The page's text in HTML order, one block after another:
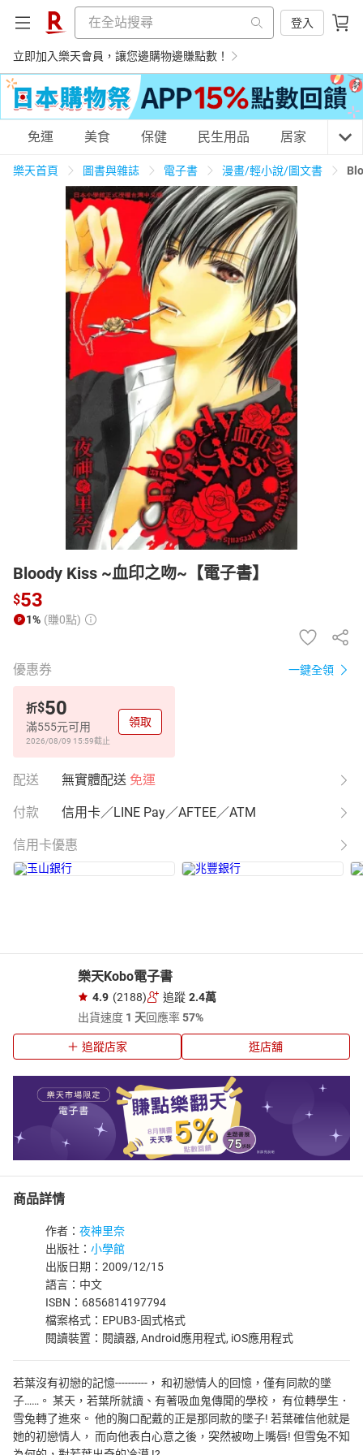
登入
立即加入樂天會員，讓您邊購物邊賺點數！
購物網分類
天天免運 美食蛋糕 養生保健 民生用品
居家生活 3C家電 運動休閒 親子玩具
化妝保養 情趣用品
電子/紙本書
HOT
免運 美食 保健 民生用品 居家 3C
樂天首頁 圖書與雜誌 電子書 漫畫/輕小說/圖文書
Bloody Kiss ~血印之吻~【電子書】
$53
1% (賺0點)
優惠券 一鍵全領
折$50
滿555元可用
2026/08/09 15:59截止
領取
配送 無實體配送 免運
付款 信用卡／LINE Pay／AFTEE／ATM
信用卡優惠
樂天Kobo電子書
4.9 (2188) 追蹤 2.4萬
出貨速度 1 天回應率57%
追蹤店家 逛店舖
商品詳情
作者： 夜神里奈
出版社： 小學館
出版日期：2009/12/15
語言：中文
ISBN：6856814197794
檔案格式：EPUB3-固式格式
閱讀裝置：閱讀器, Android應用程式, iOS應用程式
若葉沒有初戀的記憶----------， 和初戀情人的回憶，僅有同款的墜
子……。 某天，若葉所就讀、有著吸血鬼傳聞的學校， 有位轉學生．
雪兔轉了進來。 他的胸口配戴的正是那同款的墜子! 若葉確信他就是
她的初戀情人， 而向他表白心意之後，突然被吻上嘴唇! 但雪兔不知